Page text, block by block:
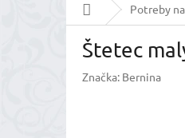
DomovPotreby
Štetec
Značka: Bernina